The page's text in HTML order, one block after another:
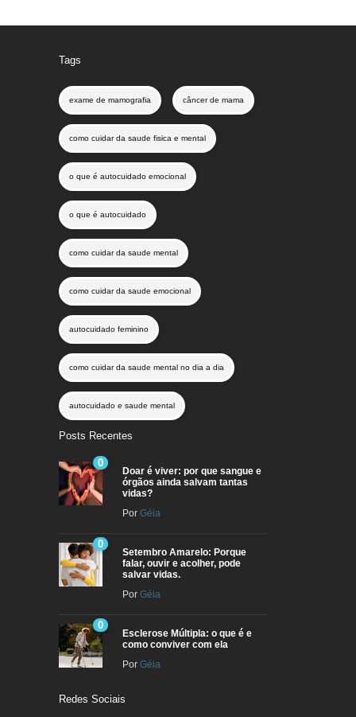
Tags
exame de mamografia câncer de mama
como cuidar da saude fisica e mental
o que é autocuidado emocional
o que é autocuidado
como cuidar da saude mental
como cuidar da saude emocional
autocuidado feminino
como cuidar da saude mental no dia a dia
autocuidado e saude mental
Posts Recentes
0
Doar é viver: por que sangue e
órgãos ainda salvam tantas
vidas?
Por Géia
0
Setembro Amarelo: Porque
falar, ouvir e acolher, pode
salvar vidas.
Por Géia
0
Esclerose Múltipla: o que é e
como conviver com ela
Por Géia
Redes Sociais